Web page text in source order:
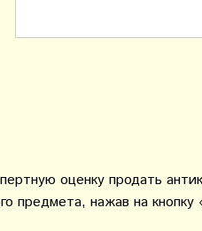
оценку продать
предмета, нажав на кнопку